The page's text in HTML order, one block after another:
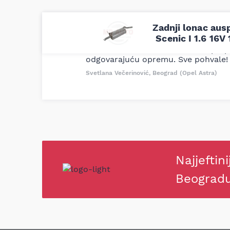
Zadnji lonac
Scenic I 1.6 16V
Uporedila sam sve moguće online
definitivno najbolje cene su ovde.
odgovarajuću opremu. Sve pohvale!
Svetlana Večerinović, Beograd (Opel Astra)